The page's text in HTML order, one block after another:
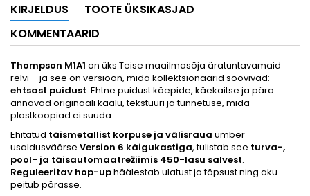
KIRJELDUS
TOOTE ÜKSIKASJAD
KOMMENTAARID
Thompson M1A1 on üks Teise maailmasõja äratuntavamaid
relvi – ja see on versioon, mida kollektsionäärid soovivad:
ehtsast puidust. Ehtne puidust käepide, käekaitse ja pära
annavad originaali kaalu, tekstuuri ja tunnetuse, mida
plastkoopiad ei suuda.
Ehitatud täismetallist korpuse ja välisraua ümber
usaldusväärse Version 6 käigukastiga, tulistab see turva-,
pool- ja täisautomaatrežiimis 450-lasu salvest.
Reguleeritav hop-uphäälestab ulatust ja täpsust ning aku
peitub pärasse.